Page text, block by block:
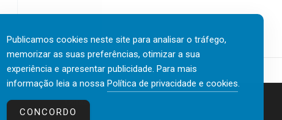
Contactos
Publicamos cookies neste site para analisar o tráfego,
memorizar as suas preferências, otimizar a sua
experiência e apresentar publicidade. Para mais
informação leia a nossa Política de privacidade e cookies.
CONCORDO